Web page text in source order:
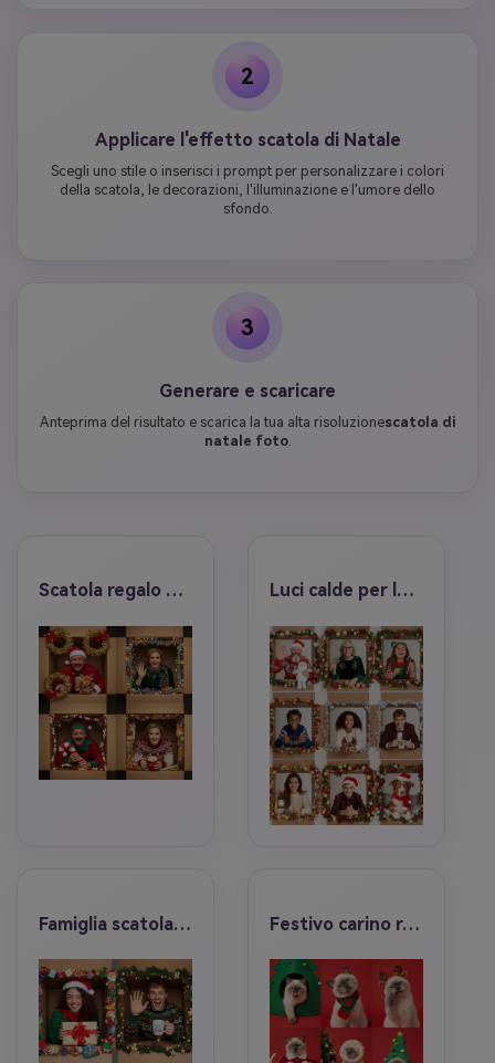
2
Applicare l'effetto scatola di Natale
Scegli uno stile o inserisci i prompt per personalizzare i colori
della scatola, le decorazioni, l'illuminazione e l'umore dello
sfondo.
3
Generare e scaricare
Anteprima del risultato e scarica la tua alta risoluzionescatola di
natale foto.
Scatola regalo classica Luci calde per le vacanze
Famiglia scatola scena Festivo carino realismo